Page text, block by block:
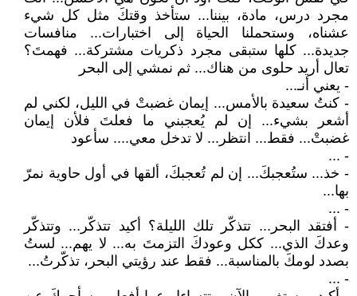
مجرد درس، مادة، بيننا... ستأخذ وقتكَ مثل كل شيء
عشناه، وستحملنا الحياة إلى اختبارات... منافسات
جديدة... كلها ستبقى مجرد ذكريات مشتركة... فهمتَ؟
تعال أريد حلوى من هناك... ثم نمشي إلى البحر
- يعني أنـ...
- كنتُ سعيدة بالأمس... إيمان غضبتْ في الليل، لكني لم
أشعر بشيء... إن لم يُعجبني ما فعلتَ فلأن إيمان
غضبتْ... فقط... انتظر... لا تدخل معي.... سأعود
- ...
- خذ... ستُعجبكَ... إن لم تُعجبكَ، ألقها في أول حاوية نمرّ
بها...
- ...
- أفتقد البحر... تتذكّر تلك الليلة؟ أكيد تتذكّر... وتتذكّر
وعدكَ الذي... ككل وعودكَ التزمتَ به... لا يهم... لستُ
بصدد لومكَ بالمناسبة... فقط عند رؤيتي البحر، تذكّرتُ...
- ...